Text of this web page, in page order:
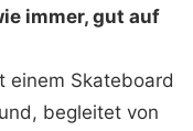
immer, gut auf
einem Skateboard
begleitet von